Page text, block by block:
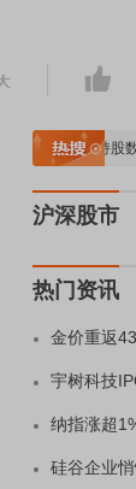
重要机构持股数
沪深股市
热门资讯
金价重返
宇树科技
纳指涨超
硅谷企业